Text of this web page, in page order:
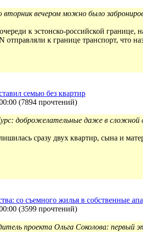
вторник вечером можно было
к эстонско-российской
отправляли к границе транспорт, что
семью без квартир
(7894 прочтений)
доброжелательные даже в сложной
сразу двух квартир, сына и
со съемного жилья в собственные
(3599 прочтений)
проекта Ольга Соколова: первый